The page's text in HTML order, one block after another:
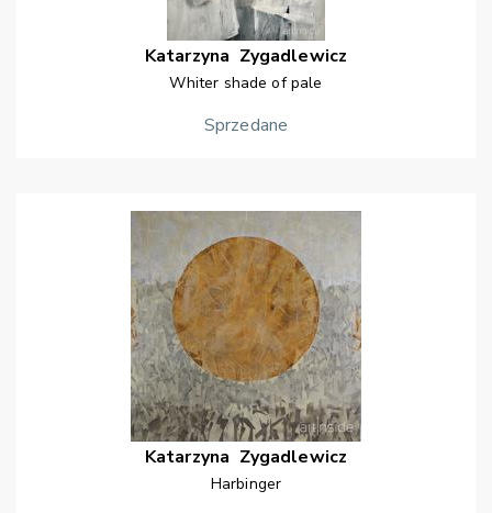
Katarzyna Zygadlewicz
Whiter shade of pale
Sprzedane
Katarzyna Zygadlewicz
Harbinger